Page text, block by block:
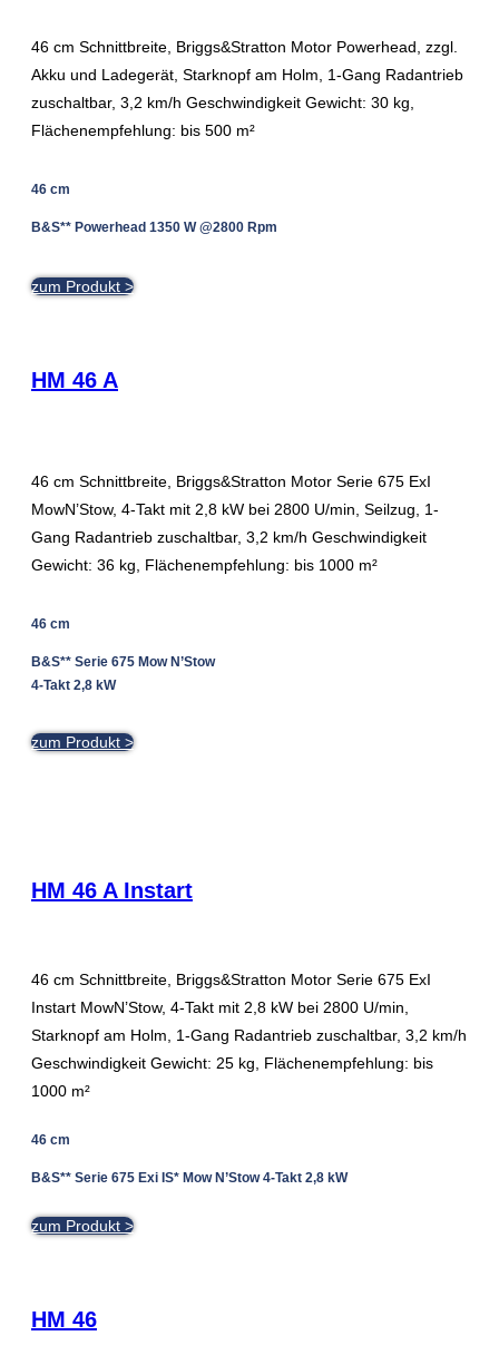
46 cm Schnittbreite, Briggs&Stratton Motor Powerhead, zzgl.
Akku und Ladegerät, Starknopf am Holm, 1-Gang Radantrieb
zuschaltbar, 3,2 km/h Geschwindigkeit Gewicht: 30 kg,
Flächenempfehlung: bis 500 m²
46 cm
B&S** Powerhead 1350 W @2800 Rpm
zum Produkt >
HM 46 A
46 cm Schnittbreite, Briggs&Stratton Motor Serie 675 ExI
MowN’Stow, 4-Takt mit 2,8 kW bei 2800 U/min, Seilzug, 1-
Gang Radantrieb zuschaltbar, 3,2 km/h Geschwindigkeit
Gewicht: 36 kg, Flächenempfehlung: bis 1000 m²
46 cm
B&S** Serie 675 Mow N’Stow
4-Takt 2,8 kW
zum Produkt >
HM 46 A Instart
46 cm Schnittbreite, Briggs&Stratton Motor Serie 675 ExI
Instart MowN’Stow, 4-Takt mit 2,8 kW bei 2800 U/min,
Starknopf am Holm, 1-Gang Radantrieb zuschaltbar, 3,2 km/h
Geschwindigkeit Gewicht: 25 kg, Flächenempfehlung: bis
1000 m²
46 cm
B&S** Serie 675 Exi IS* Mow N’Stow 4-Takt 2,8 kW
zum Produkt >
HM 46